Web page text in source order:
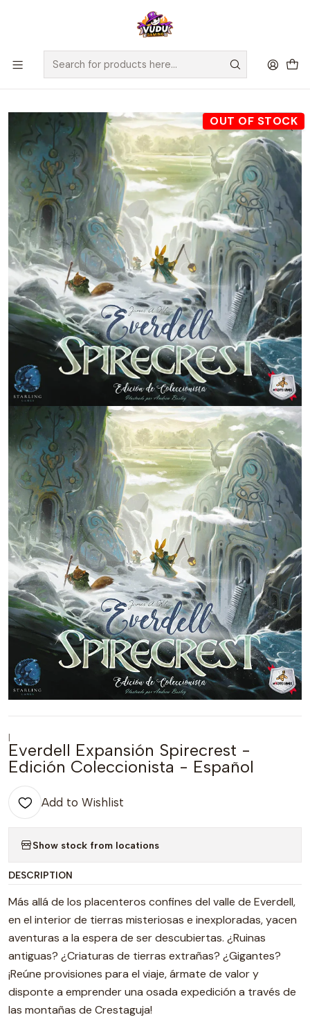
🚀 ¡Despachamos a todo Chile! Envío GRATIS a Regiones sobre
$100.000 y a RM sobre $35.000
Home Juegos de Mesa Editorial Maldito Games
Everdell Expansión Spirecrest - Edición Coleccionista -
Español
OUT OF STOCK
|
Everdell Expansión Spirecrest -
Edición Coleccionista - Español
Add to Wishlist
Show stock from locations
DESCRIPTION
Más allá de los placenteros confines del valle de Everdell,
en el interior de tierras misteriosas e inexploradas, yacen
aventuras a la espera de ser descubiertas. ¿Ruinas
antiguas? ¿Criaturas de tierras extrañas? ¿Gigantes?
¡Reúne provisiones para el viaje, ármate de valor y
disponte a emprender una osada expedición a través de
las montañas de Crestaguja!